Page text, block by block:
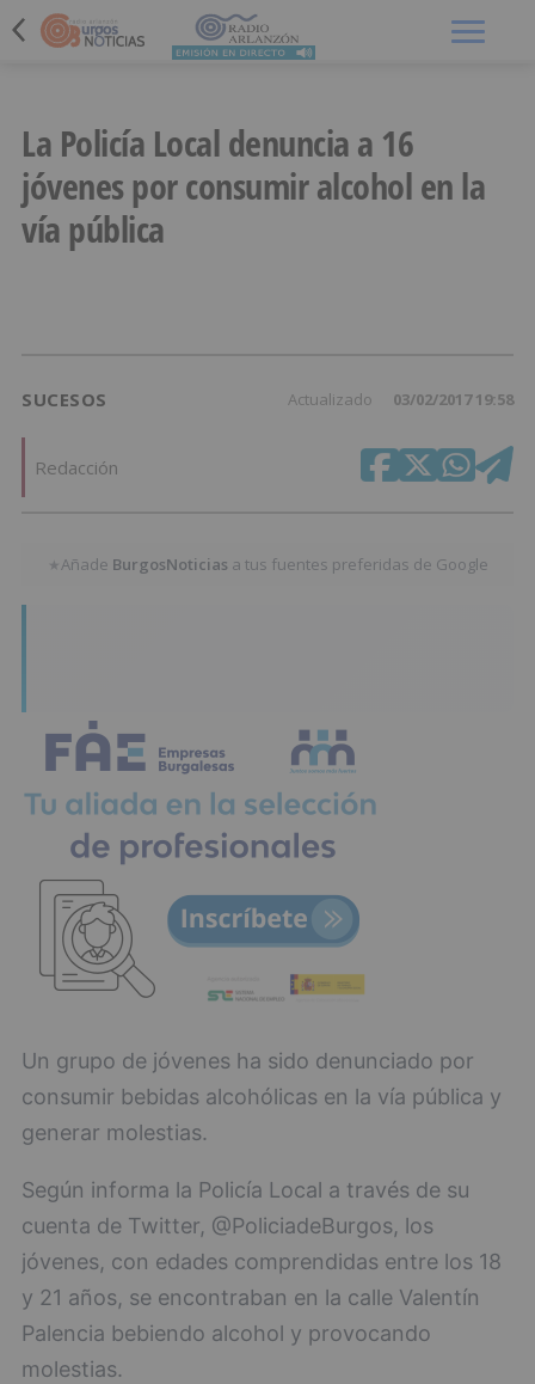
La Policía Local denuncia a 16
jóvenes por consumir alcohol en la
vía pública
SUCESOS Actualizado 03/02/2017 19:58
Redacción
★Añade BurgosNoticias a tus fuentes preferidas de Google
Un grupo de jóvenes ha sido denunciado por
consumir bebidas alcohólicas en la vía pública y
generar molestias.
Según informa la Policía Local a través de su
cuenta de Twitter, @PoliciadeBurgos, los
jóvenes, con edades comprendidas entre los 18
y 21 años, se encontraban en la calle Valentín
Palencia bebiendo alcohol y provocando
molestias.